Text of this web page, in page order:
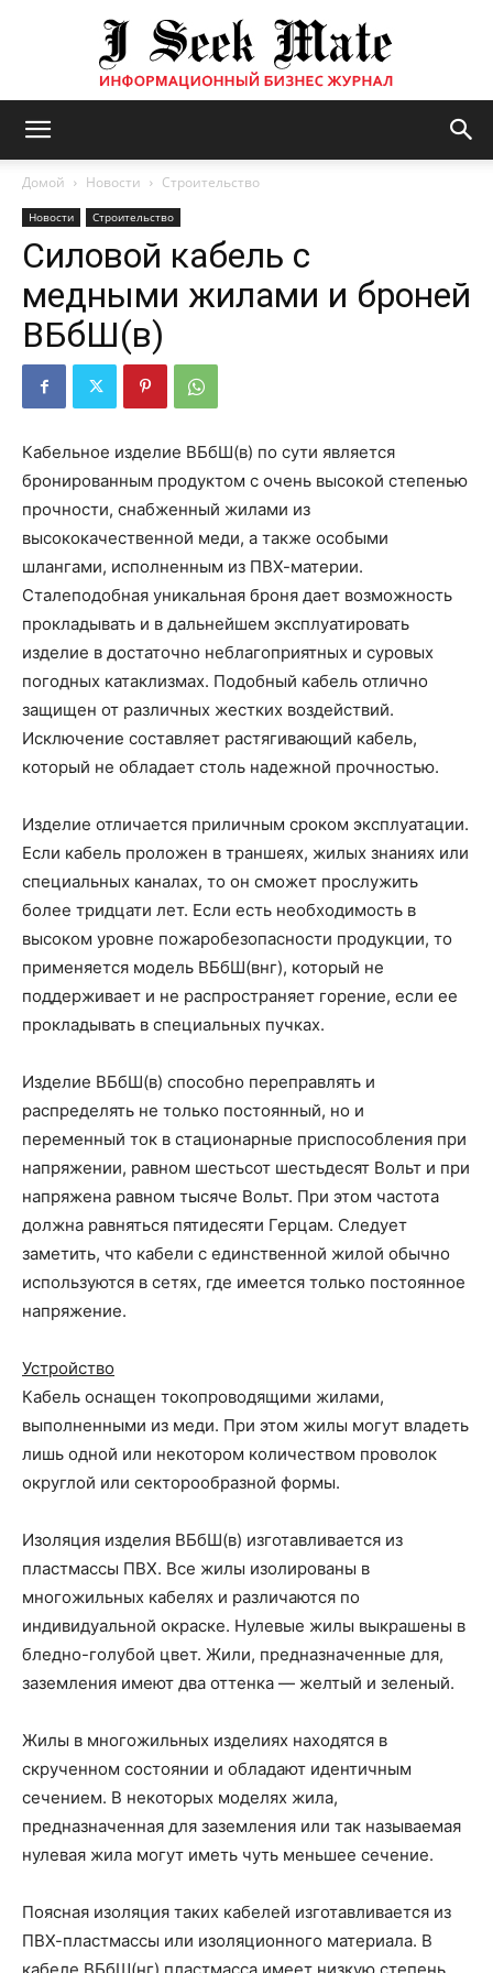
журнал
ISM
Домой Новости Строительство
Новости Строительство
Силовой кабель с
медными жилами и броней
ВБбШ(в)
Кабельное изделие ВБбШ(в) по сути является
бронированным продуктом с очень высокой степенью
прочности, снабженный жилами из
высококачественной меди, а также особыми
шлангами, исполненным из ПВХ-материи.
Сталеподобная уникальная броня дает возможность
прокладывать и в дальнейшем эксплуатировать
изделие в достаточно неблагоприятных и суровых
погодных катаклизмах. Подобный кабель отлично
защищен от различных жестких воздействий.
Исключение составляет растягивающий кабель,
который не обладает столь надежной прочностью.
Изделие отличается приличным сроком эксплуатации.
Если кабель проложен в траншеях, жилых знаниях или
специальных каналах, то он сможет прослужить
более тридцати лет. Если есть необходимость в
высоком уровне пожаробезопасности продукции, то
применяется модель ВБбШ(внг), который не
поддерживает и не распространяет горение, если ее
прокладывать в специальных пучках.
Изделие ВБбШ(в) способно переправлять и
распределять не только постоянный, но и
переменный ток в стационарные приспособления при
напряжении, равном шестьсот шестьдесят Вольт и при
напряжена равном тысяче Вольт. При этом частота
должна равняться пятидесяти Герцам. Следует
заметить, что кабели с единственной жилой обычно
используются в сетях, где имеется только постоянное
напряжение.
Устройство
Кабель оснащен токопроводящими жилами,
выполненными из меди. При этом жилы могут владеть
лишь одной или некотором количеством проволок
округлой или секторообразной формы.
Изоляция изделия ВБбШ(в) изготавливается из
пластмассы ПВХ. Все жилы изолированы в
многожильных кабелях и различаются по
индивидуальной окраске. Нулевые жилы выкрашены в
бледно-голубой цвет. Жили, предназначенные для,
заземления имеют два оттенка — желтый и зеленый.
Жилы в многожильных изделиях находятся в
скрученном состоянии и обладают идентичным
сечением. В некоторых моделях жила,
предназначенная для заземления или так называемая
нулевая жила могут иметь чуть меньшее сечение.
Поясная изоляция таких кабелей изготавливается из
ПВХ-пластмассы или изоляционного материала. В